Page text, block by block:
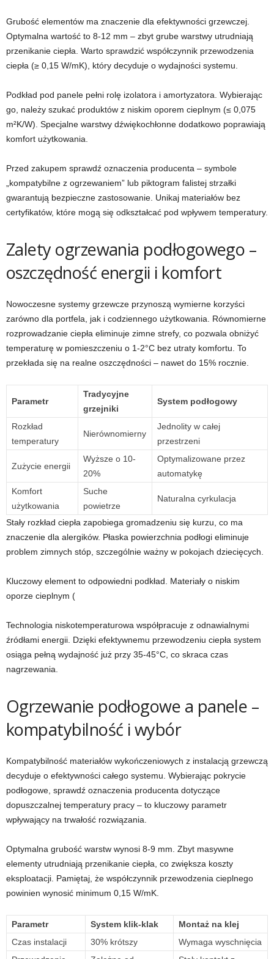
Grubość elementów ma znaczenie dla efektywności grzewczej.
Optymalna wartość to 8-12 mm – zbyt grube warstwy utrudniają
przenikanie ciepła. Warto sprawdzić współczynnik przewodzenia
ciepła (≥ 0,15 W/mK), który decyduje o wydajności systemu.
Podkład pod panele pełni rolę izolatora i amortyzatora. Wybierając
go, należy szukać produktów z niskim oporem cieplnym (≤ 0,075
m²K/W). Specjalne warstwy dźwiękochłonne dodatkowo poprawiają
komfort użytkowania.
Przed zakupem sprawdź oznaczenia producenta – symbole
„kompatybilne z ogrzewaniem” lub piktogram falistej strzałki
gwarantują bezpieczne zastosowanie. Unikaj materiałów bez
certyfikatów, które mogą się odkształcać pod wpływem temperatury.
Zalety ogrzewania podłogowego –
oszczędność energii i komfort
Nowoczesne systemy grzewcze przynoszą wymierne korzyści
zarówno dla portfela, jak i codziennego użytkowania. Równomierne
rozprowadzanie ciepła eliminuje zimne strefy, co pozwala obniżyć
temperaturę w pomieszczeniu o 1-2°C bez utraty komfortu. To
przekłada się na realne oszczędności – nawet do 15% rocznie.
Parametr
Tradycyjne
grzejniki
System podłogowy
Rozkład
temperatury
Nierównomierny
Jednolity w całej
przestrzeni
Zużycie energii
Wyższe o 10-
20%
Optymalizowane przez
automatykę
Komfort
użytkowania
Suche
powietrze
Naturalna cyrkulacja
Stały rozkład ciepła zapobiega gromadzeniu się kurzu, co ma
znaczenie dla alergików. Płaska powierzchnia podłogi eliminuje
problem zimnych stóp, szczególnie ważny w pokojach dziecięcych.
Kluczowy element to odpowiedni podkład. Materiały o niskim
oporze cieplnym (
Technologia niskotemperaturowa współpracuje z odnawialnymi
źródłami energii. Dzięki efektywnemu przewodzeniu ciepła system
osiąga pełną wydajność już przy 35-45°C, co skraca czas
nagrzewania.
Ogrzewanie podłogowe a panele –
kompatybilność i wybór
Kompatybilność materiałów wykończeniowych z instalacją grzewczą
decyduje o efektywności całego systemu. Wybierając pokrycie
podłogowe, sprawdź oznaczenia producenta dotyczące
dopuszczalnej temperatury pracy – to kluczowy parametr
wpływający na trwałość rozwiązania.
Optymalna grubość warstw wynosi 8-9 mm. Zbyt masywne
elementy utrudniają przenikanie ciepła, co zwiększa koszty
eksploatacji. Pamiętaj, że współczynnik przewodzenia cieplnego
powinien wynosić minimum 0,15 W/mK.
Parametr System klik-klak
Montaż na klej
Czas instalacji
30% krótszy
Wymaga wyschnięcia